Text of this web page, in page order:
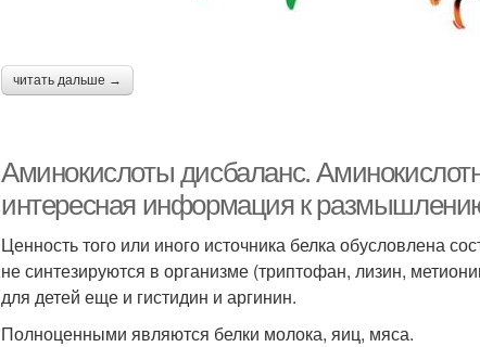
читать дальше →
Аминокислоты дисбаланс.
интересная информация к
Ценность того или иного источника белка обусловлена
не синтезируются в организме (триптофан, лизин,
для детей еще и гистидин и аргинин.
Полноценными являются белки молока, яиц, мяса.